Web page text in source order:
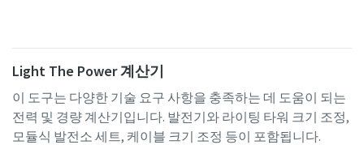
Light The Power 계산기
이 도구는 다양한 기술 요구 사항을 충족하는 데 도움이 되는
전력 및 경량 계산기입니다. 발전기와 라이팅 타워 크기 조정,
모듈식 발전소 세트, 케이블 크기 조정 등이 포함됩니다.